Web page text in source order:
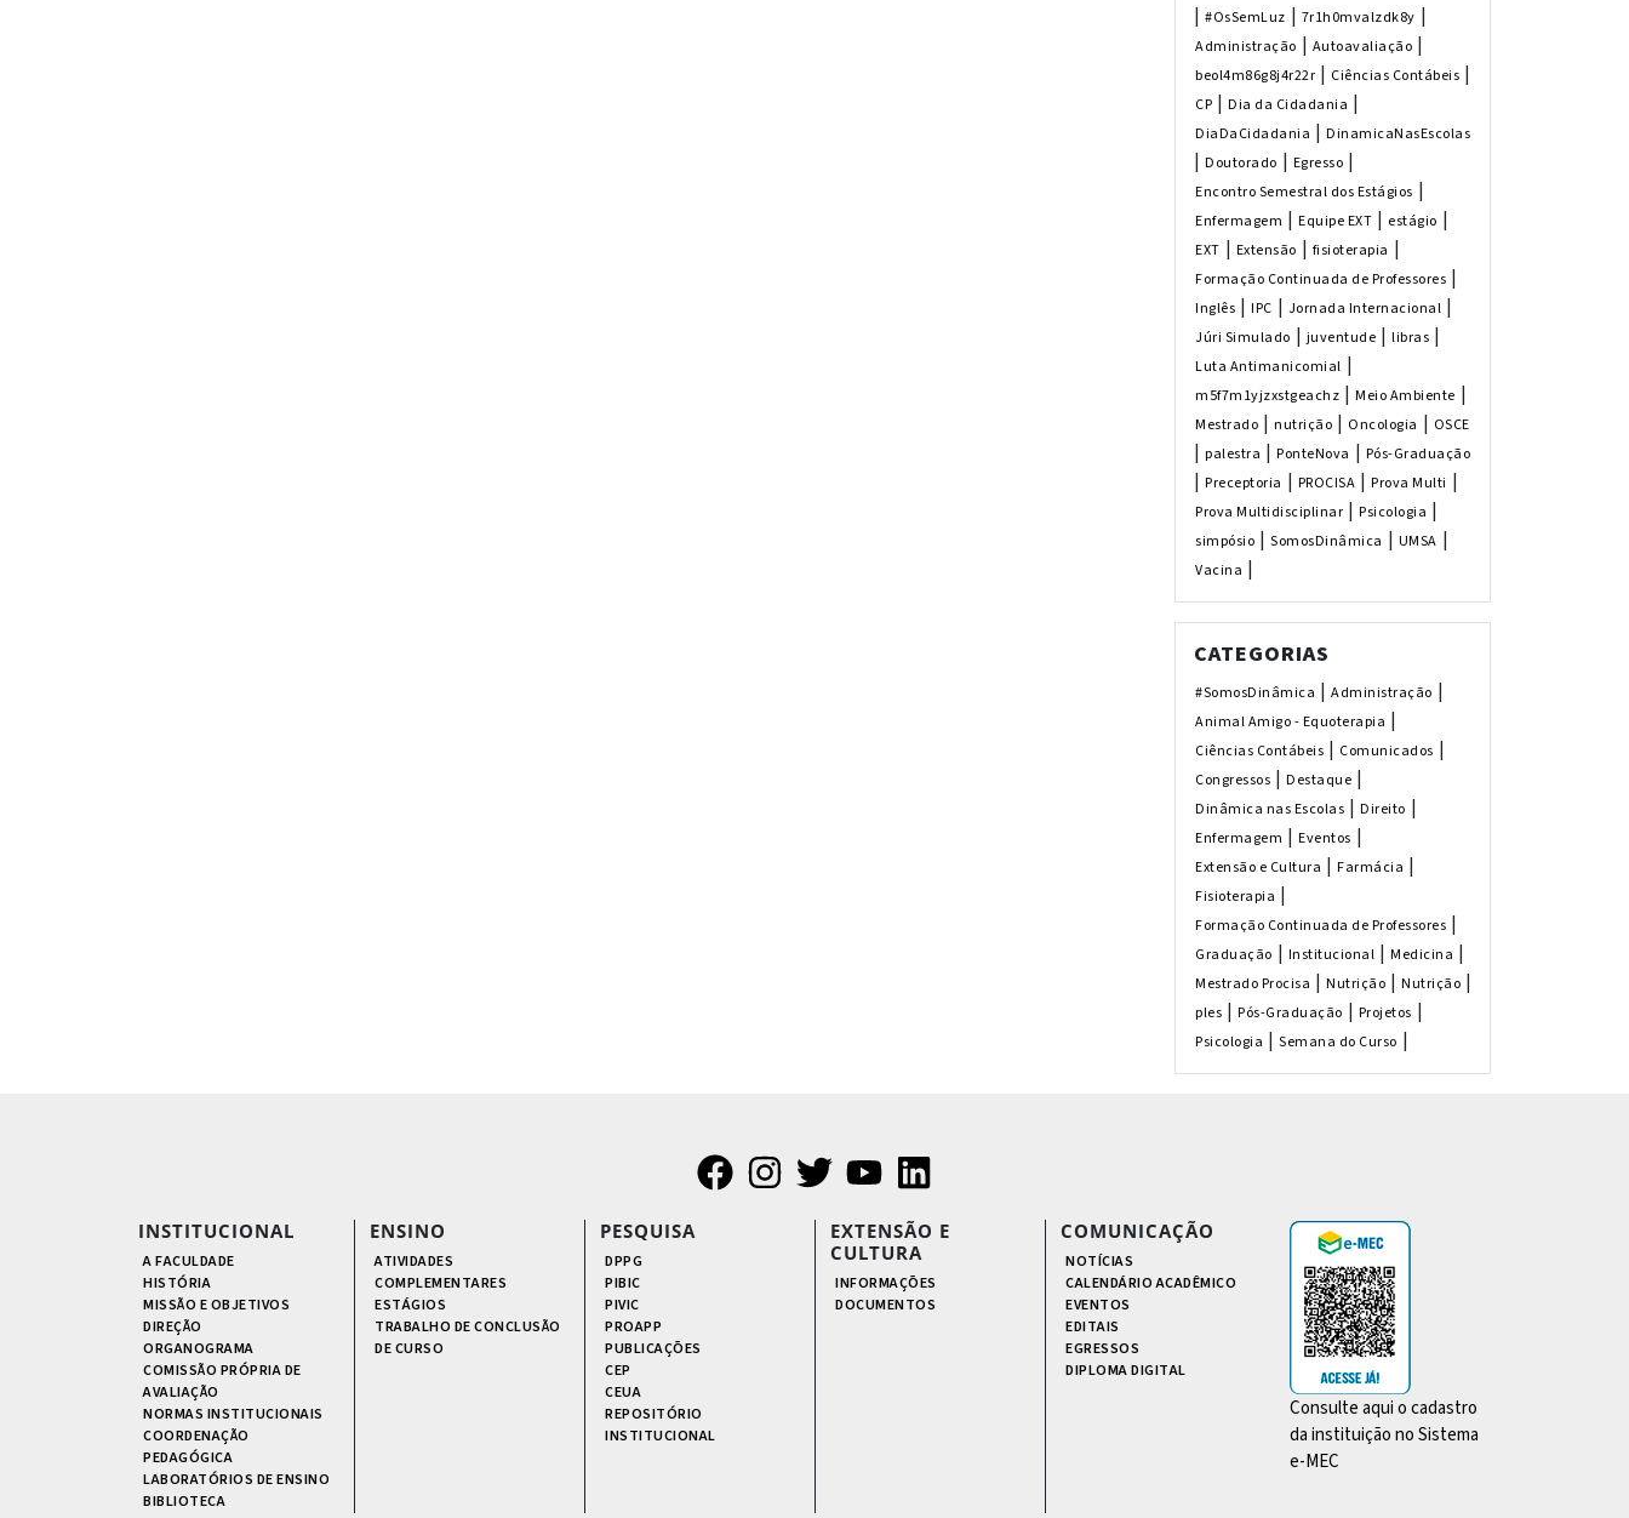
| #OsSemLuz | 7r1h0mvalzdk8y |
Administração | Autoavaliação |
beol4m86g8j4r22r | Ciências Contábeis |
CP | Dia da Cidadania |
DiaDaCidadania | DinamicaNasEscolas
| Doutorado | Egresso |
Encontro Semestral dos Estágios |
Enfermagem | Equipe EXT | estágio |
EXT | Extensão | fisioterapia |
Formação Continuada de Professores |
Inglês | IPC | Jornada Internacional |
Júri Simulado | juventude | libras |
Luta Antimanicomial |
m5f7m1yjzxstgeachz | Meio Ambiente |
Mestrado | nutrição | Oncologia | OSCE
| palestra | PonteNova | Pós-Graduação
| Preceptoria | PROCISA | Prova Multi |
Prova Multidisciplinar | Psicologia |
simpósio | SomosDinâmica | UMSA |
Vacina |
CATEGORIAS
#SomosDinâmica | Administração |
Animal Amigo - Equoterapia |
Ciências Contábeis | Comunicados |
Congressos | Destaque |
Dinâmica nas Escolas | Direito |
Enfermagem | Eventos |
Extensão e Cultura | Farmácia |
Fisioterapia |
Formação Continuada de Professores |
Graduação | Institucional | Medicina |
Mestrado Procisa | Nutrição | Nutrição |
ples | Pós-Graduação | Projetos |
Psicologia | Semana do Curso |
INSTITUCIONAL
A FACULDADE
HISTÓRIA
MISSÃO E OBJETIVOS
DIREÇÃO
ORGANOGRAMA
COMISSÃO PRÓPRIA DE
AVALIAÇÃO
NORMAS INSTITUCIONAIS
COORDENAÇÃO
PEDAGÓGICA
LABORATÓRIOS DE ENSINO
BIBLIOTECA
ENSINO
ATIVIDADES
COMPLEMENTARES
ESTÁGIOS
TRABALHO DE CONCLUSÃO
DE CURSO
PESQUISA
DPPG
PIBIC
PIVIC
PROAPP
PUBLICAÇÕES
CEP
CEUA
REPOSITÓRIO
INSTITUCIONAL
EXTENSÃO E
CULTURA
INFORMAÇÕES
DOCUMENTOS
COMUNICAÇÃO
NOTÍCIAS
CALENDÁRIO ACADÊMICO
EVENTOS
EDITAIS
EGRESSOS
DIPLOMA DIGITAL
Consulte aqui o cadastro
da instituição no Sistema
e-MEC